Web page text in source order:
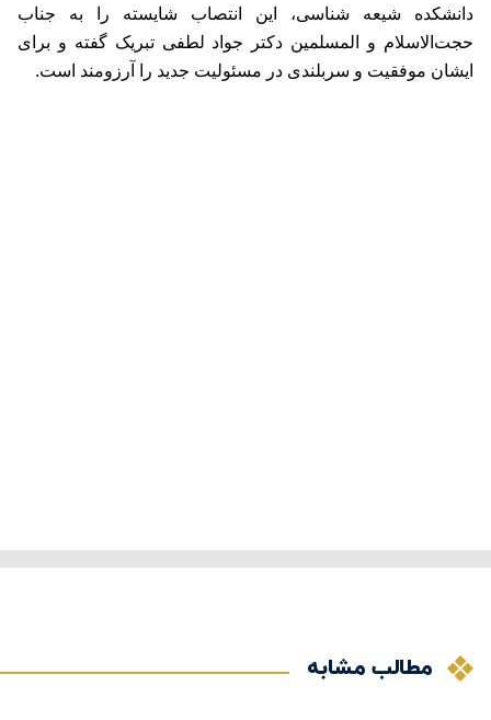
دانشکده شیعه شناسی، این انتصاب شایسته را به جناب
حجت‌الاسلام و المسلمین دکتر جواد لطفی تبریک گفته و برای
ایشان موفقیت و سربلندی در مسئولیت جدید را آرزومند است.
مطالب مشابه